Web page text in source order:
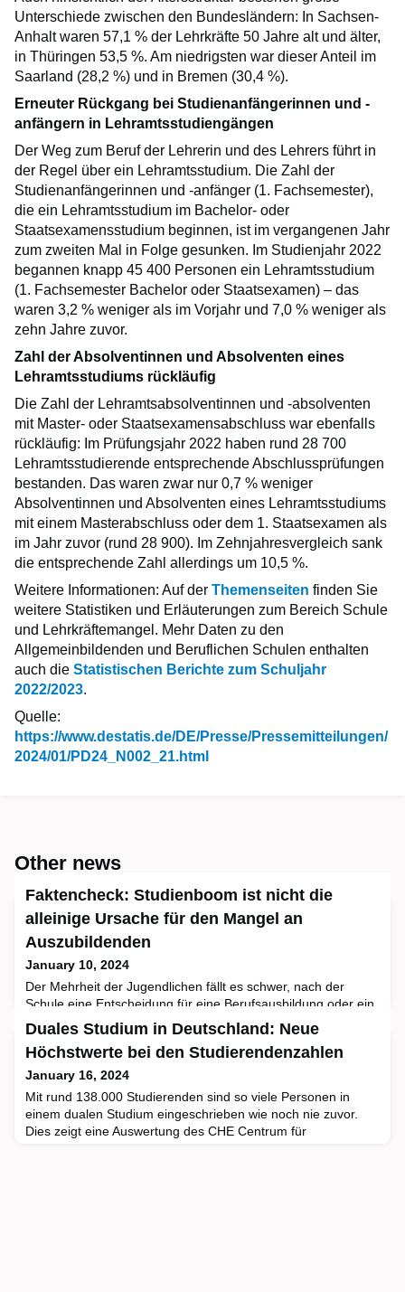
Unterschiede zwischen den Bundesländern: In Sachsen-
Anhalt waren 57,1 % der Lehrkräfte 50 Jahre alt und älter,
in Thüringen 53,5 %. Am niedrigsten war dieser Anteil im
Saarland (28,2 %) und in Bremen (30,4 %).
Erneuter Rückgang bei Studienanfängerinnen und -
anfängern in Lehramtsstudiengängen
Der Weg zum Beruf der Lehrerin und des Lehrers führt in
der Regel über ein Lehramtsstudium. Die Zahl der
Studienanfängerinnen und -anfänger (1. Fachsemester),
die ein Lehramtsstudium im Bachelor- oder
Staatsexamensstudium beginnen, ist im vergangenen Jahr
zum zweiten Mal in Folge gesunken. Im Studienjahr 2022
begannen knapp 45 400 Personen ein Lehramtsstudium
(1. Fachsemester Bachelor oder Staatsexamen) – das
waren 3,2 % weniger als im Vorjahr und 7,0 % weniger als
zehn Jahre zuvor.
Zahl der Absolventinnen und Absolventen eines
Lehramtsstudiums rückläufig
Die Zahl der Lehramtsabsolventinnen und -absolventen
mit Master- oder Staatsexamensabschluss war ebenfalls
rückläufig: Im Prüfungsjahr 2022 haben rund 28 700
Lehramtsstudierende entsprechende Abschlussprüfungen
bestanden. Das waren zwar nur 0,7 % weniger
Absolventinnen und Absolventen eines Lehramtsstudiums
mit einem Masterabschluss oder dem 1. Staatsexamen als
im Jahr zuvor (rund 28 900). Im Zehnjahresvergleich sank
die entsprechende Zahl allerdings um 10,5 %.
Weitere Informationen: Auf der Themenseiten finden Sie
weitere Statistiken und Erläuterungen zum Bereich Schule
und Lehrkräftemangel. Mehr Daten zu den
Allgemeinbildenden und Beruflichen Schulen enthalten
auch die Statistischen Berichte zum Schuljahr
2022/2023.
Quelle:
https://www.destatis.de/DE/Presse/Pressemitteilungen/
2024/01/PD24_N002_21.html
Other news
Faktencheck: Studienboom ist nicht die
alleinige Ursache für den Mangel an
Auszubildenden
January 10, 2024
Der Mehrheit der Jugendlichen fällt es schwer, nach der
Schule eine Entscheidung für eine Berufsausbildung oder ein
Studium zu treffen. Dazu tragen auch zahlreiche Mythen zu
Studium und Ausbildung bei, die in Gesellschaft und Politik
kursieren. In einer gemeinsamen Analyse haben die
Bertelsmann Stiftung und das CHE Centrum für
Hochschulentwicklung zehn verbreiteten Mythen zur
nachschulischen Bildu
Duales Studium in Deutschland: Neue
Höchstwerte bei den Studierendenzahlen
January 16, 2024
Mit rund 138.000 Studierenden sind so viele Personen in
einem dualen Studium eingeschrieben wie noch nie zuvor.
Dies zeigt eine Auswertung des CHE Centrum für